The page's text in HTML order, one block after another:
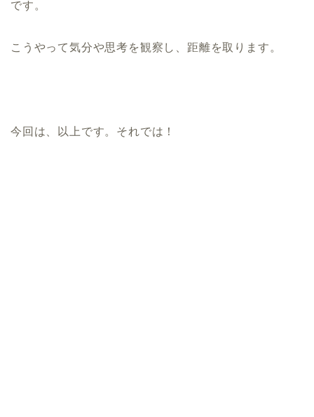
です。
こうやって気分や思考を観察し、距離を取ります。
今回は、以上です。それでは！